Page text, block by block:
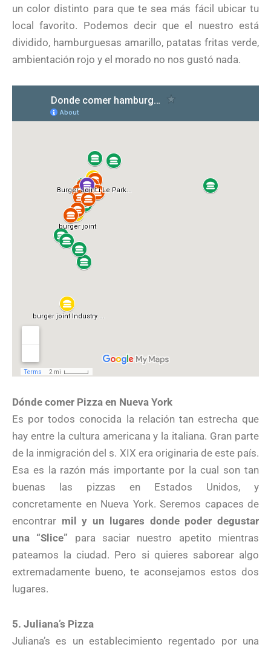
un color distinto para que te sea más fácil ubicar tu
local favorito. Podemos decir que el nuestro está
dividido, hamburguesas amarillo, patatas fritas verde,
ambientación rojo y el morado no nos gustó nada.
Dónde comer Pizza en Nueva York
Es por todos conocida la relación tan estrecha que
hay entre la cultura americana y la italiana. Gran parte
de la inmigración del s. XIX era originaria de este país.
Esa es la razón más importante por la cual son tan
buenas las pizzas en Estados Unidos, y
concretamente en Nueva York. Seremos capaces de
encontrar mil y un lugares donde poder degustar
una “Slice” para saciar nuestro apetito mientras
pateamos la ciudad. Pero si quieres saborear algo
extremadamente bueno, te aconsejamos estos dos
lugares.
5. Juliana’s Pizza
Juliana’s es un establecimiento regentado por una